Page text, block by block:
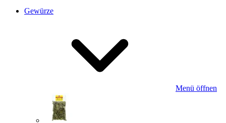
Gewürze
Menü öffnen